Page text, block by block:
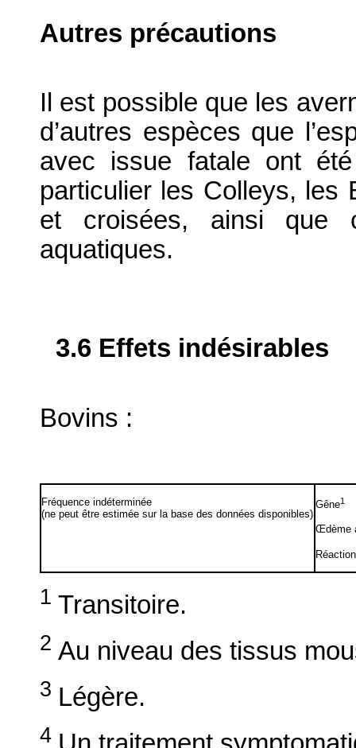
Autres précautions
Il est possible que les
d’autres espèces que
avec issue fatale ont
particulier les Colleys, les
et croisées, ainsi que
aquatiques.
3.6 Effets indésirables
Bovins :
Fréquence indéterminée
(ne peut être estimée sur la base des données disponibles)
Gêne1
Œdème
1 Transitoire.
2 Au niveau des tissus
3 Légère.
4